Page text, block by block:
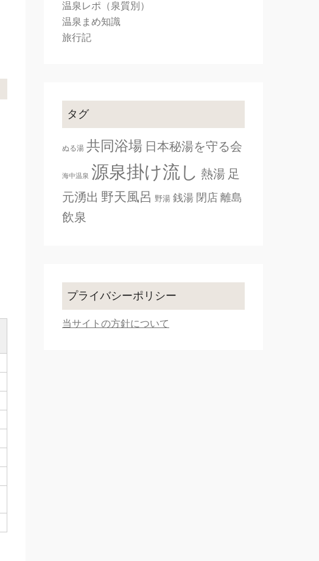
温泉レポ（泉質別）
温泉まめ知識
旅行記
タグ
ぬる湯 共同浴場 日本秘湯を守る会
海中温泉 源泉掛け流し 熱湯 足
元湧出 野天風呂 野湯 銭湯 閉店 離島
飲泉
プライバシーポリシー
当サイトの方針について